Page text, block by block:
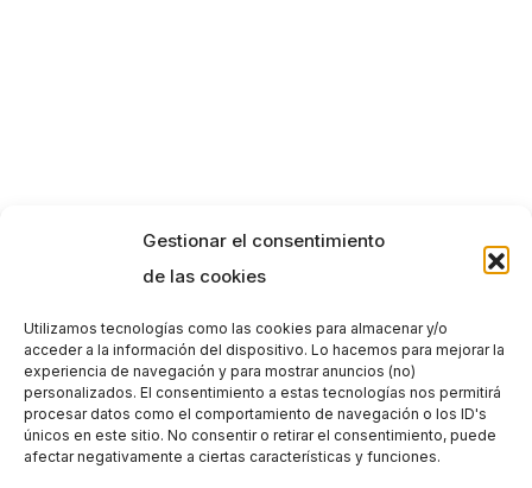
Gestionar el consentimiento
de las cookies
Utilizamos tecnologías como las cookies para almacenar y/o
acceder a la información del dispositivo. Lo hacemos para mejorar la
experiencia de navegación y para mostrar anuncios (no)
personalizados. El consentimiento a estas tecnologías nos permitirá
procesar datos como el comportamiento de navegación o los ID's
únicos en este sitio. No consentir o retirar el consentimiento, puede
afectar negativamente a ciertas características y funciones.